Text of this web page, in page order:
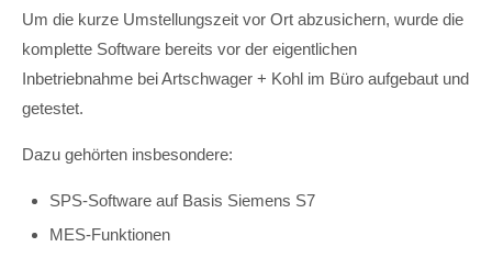
Um die kurze Umstellungszeit vor Ort abzusichern, wurde die
komplette Software bereits vor der eigentlichen
Inbetriebnahme bei Artschwager + Kohl im Büro aufgebaut und
getestet.
Dazu gehörten insbesondere:
SPS-Software auf Basis Siemens S7
MES-Funktionen